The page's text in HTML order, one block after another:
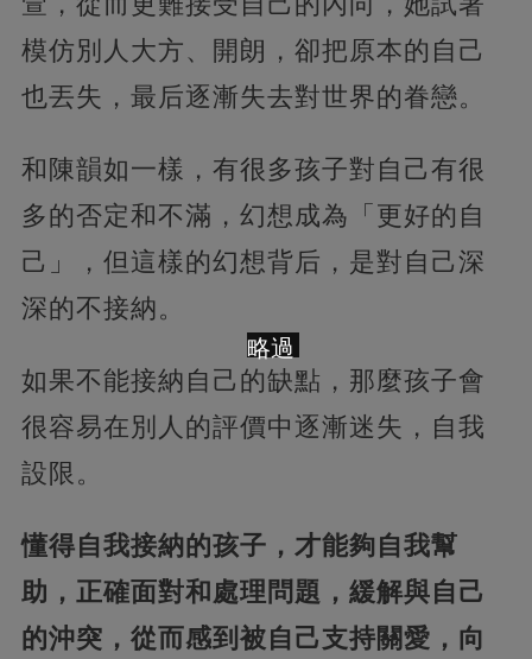
模仿別人大方、開朗，卻把原本的自己
也丟失，最后逐漸失去對世界的眷戀。
和陳韻如一樣，有很多孩子對自己有很
多的否定和不滿，幻想成為「更好的自
己」，但這樣的幻想背后，是對自己深
深的不接納。
如果不能接納自己的缺點，那麼孩子會
很容易在別人的評價中逐漸迷失，自我
設限。
懂得自我接納的孩子，才能夠自我幫
助，正確面對和處理問題，緩解與自己
的沖突，從而感到被自己支持關愛，向
略過